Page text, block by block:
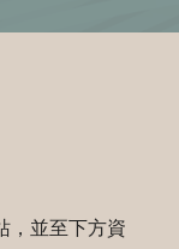
，並至下方資